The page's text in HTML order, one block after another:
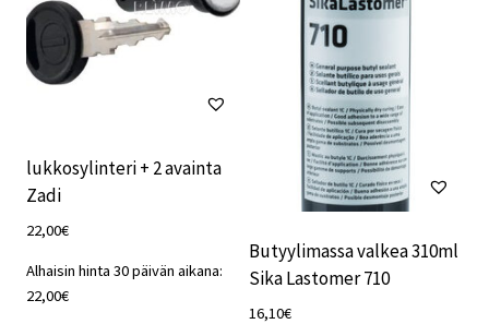
lukkosylinteri + 2 avainta
Zadi
22,00€
Alhaisin hinta 30 päivän aikana:
22,00€
Butyylimassa valkea 310ml
Sika Lastomer 710
16,10€